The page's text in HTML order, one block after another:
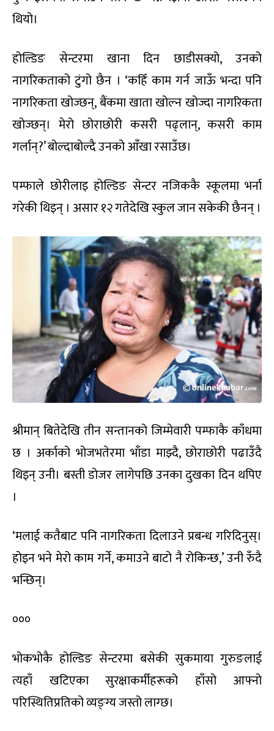
थियो।
होल्डिङ सेन्टरमा खाना दिन छाडीसक्यो, उनको
नागरिकताको टुंगो छैन । ‘कहिँ काम गर्न जाऊँ भन्दा पनि
नागरिकता खोज्छन्, बैंकमा खाता खोल्न खोज्दा नागरिकता
खोज्छन्। मेरो छोराछोरी कसरी पढ्लान्, कसरी काम
गर्लान्?’ बोल्दाबोल्दै उनको आँखा रसाउँछ।
पम्फाले छोरीलाइ होल्डिङ सेन्टर नजिककै स्कूलमा भर्ना
गरेकी थिइन् । असार १२ गतेदेखि स्कुल जान सकेकी छैनन् ।
श्रीमान् बितेदेखि तीन सन्तानको जिम्मेवारी पम्फाकै काँधमा
छ । अर्काको भोजभतेरमा भाँडा माझ्दै, छोराछोरी पढाउँदै
थिइन् उनी। बस्ती डोजर लागेपछि उनका दुखका दिन थपिए
।
‘मलाई कतैबाट पनि नागरिकता दिलाउने प्रबन्ध गरिदिनुस्।
होइन भने मेरो काम गर्ने, कमाउने बाटो नै रोकिन्छ,’ उनी रुँदै
भन्छिन्।
०००
भोकभोकै होल्डिङ सेन्टरमा बसेकी सुकमाया गुरुङलाई
त्यहाँ खटिएका सुरक्षाकर्मीहरूको हाँसो आफ्नो
परिस्थितिप्रतिको व्यङ्ग्य जस्तो लाग्छ।